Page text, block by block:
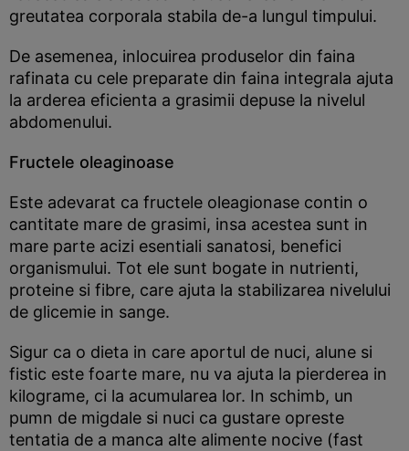
greutatea corporala stabila de-a lungul timpului.
De asemenea, inlocuirea produselor din faina
rafinata cu cele preparate din faina integrala ajuta
la arderea eficienta a grasimii depuse la nivelul
abdomenului.
Fructele oleaginoase
Este adevarat ca fructele oleagionase contin o
cantitate mare de grasimi, insa acestea sunt in
mare parte acizi esentiali sanatosi, benefici
organismului. Tot ele sunt bogate in nutrienti,
proteine si fibre, care ajuta la stabilizarea nivelului
de glicemie in sange.
Sigur ca o dieta in care aportul de nuci, alune si
fistic este foarte mare, nu va ajuta la pierderea in
kilograme, ci la acumularea lor. In schimb, un
pumn de migdale si nuci ca gustare opreste
tentatia de a manca alte alimente nocive (fast